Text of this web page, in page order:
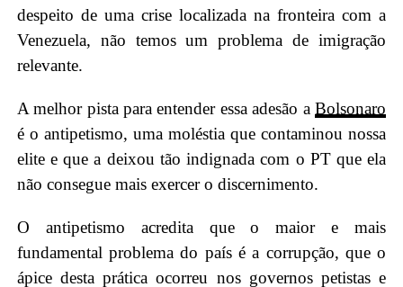
despeito de uma crise localizada na fronteira com a
Venezuela, não temos um problema de imigração
relevante.
A melhor pista para entender essa adesão aBolsonaro
é o antipetismo, uma moléstia que contaminou nossa
elite e que a deixou tão indignada com o PT que ela
não consegue mais exercer o discernimento.
O antipetismo acredita que o maior e mais
fundamental problema do país é a corrupção, que o
ápice desta prática ocorreu nos governos petistas e